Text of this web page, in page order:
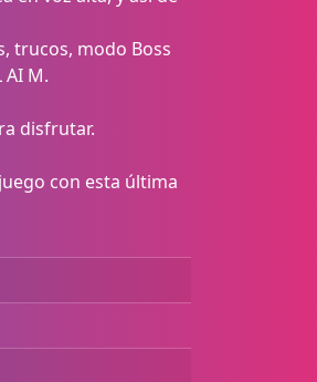
trucos, modo Boss
AI M.
disfrutar.
con esta última